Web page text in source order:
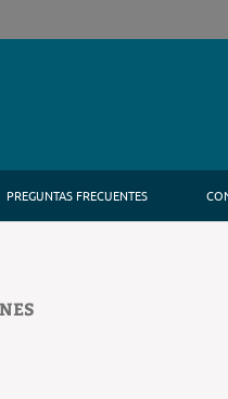
PREGUNTAS FRECUENTES